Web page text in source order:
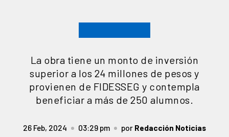
La obra tiene un monto de inversión
superior a los 24 millones de pesos y
provienen de FIDESSEG y contempla
beneficiar a más de 250 alumnos.
26 Feb, 2024 03:29 pm por Redacción Noticias